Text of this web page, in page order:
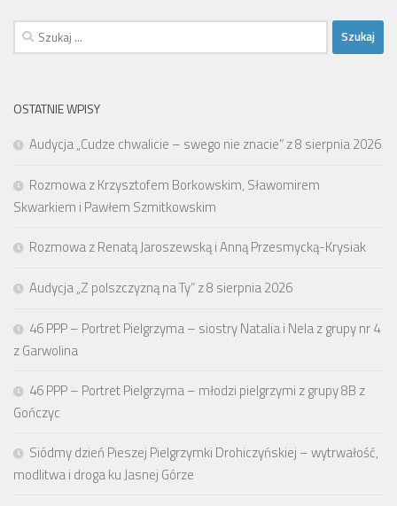
Szukaj:
OSTATNIE WPISY
Audycja „Cudze chwalicie – swego nie znacie” z 8 sierpnia 2026
Rozmowa z Krzysztofem Borkowskim, Sławomirem
Skwarkiem i Pawłem Szmitkowskim
Rozmowa z Renatą Jaroszewską i Anną Przesmycką-Krysiak
Audycja „Z polszczyzną na Ty” z 8 sierpnia 2026
46 PPP – Portret Pielgrzyma – siostry Natalia i Nela z grupy nr 4
z Garwolina
46 PPP – Portret Pielgrzyma – młodzi pielgrzymi z grupy 8B z
Gończyc
Siódmy dzień Pieszej Pielgrzymki Drohiczyńskiej – wytrwałość,
modlitwa i droga ku Jasnej Górze